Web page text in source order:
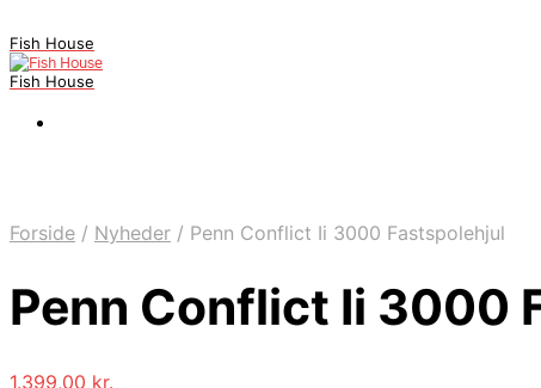
Fish House
Fish House
Forside / Nyheder / Penn Conflict Ii 3000 Fastspolehjul
Penn Conflict Ii 3000
1.399,00 kr.